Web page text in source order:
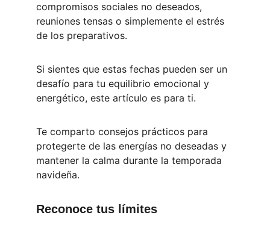
compromisos sociales no deseados,
reuniones tensas o simplemente el estrés
de los preparativos.
Si sientes que estas fechas pueden ser un
desafío para tu equilibrio emocional y
energético, este artículo es para ti.
Te comparto consejos prácticos para
protegerte de las energías no deseadas y
mantener la calma durante la temporada
navideña.
Reconoce tus límites